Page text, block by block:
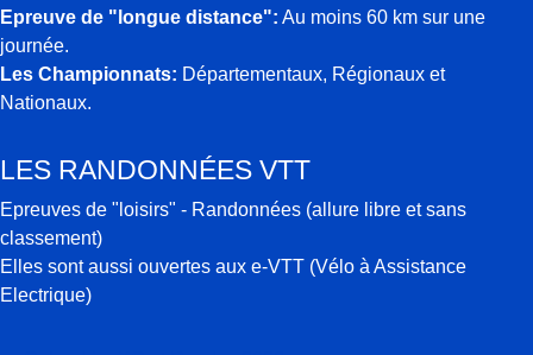
Epreuve de "longue distance": Au moins 60 km sur une
journée.
Les Championnats: Départementaux, Régionaux et
Nationaux.
LES RANDONNÉES VTT
Epreuves de "loisirs" - Randonnées (allure libre et sans
classement)
Elles sont aussi ouvertes aux e-VTT (Vélo à Assistance
Electrique)